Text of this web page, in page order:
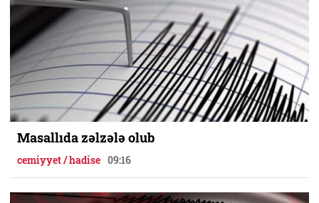
Masallıda zəlzələ olub
cemiyyet / hadise 09:16